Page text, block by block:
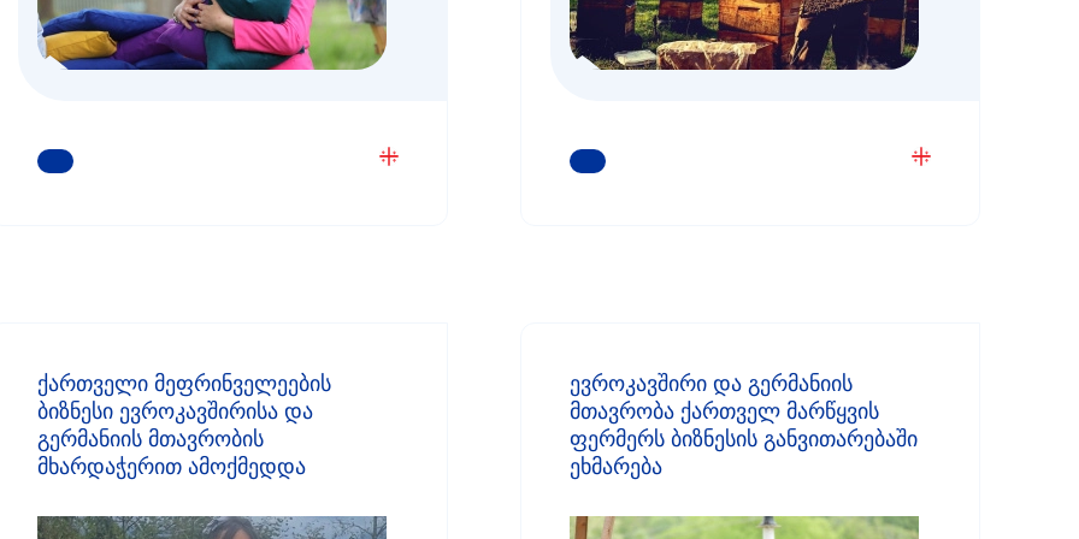
ᲒᲐᲘᲒᲔᲗ ᲛᲔᲢᲘ ᲒᲐᲘᲒᲔᲗ ᲛᲔᲢᲘ
ქართველი მეფრინველეების
ბიზნესი ევროკავშირისა და
გერმანიის მთავრობის
მხარდაჭერით ამოქმედდა
ევროკავშირი და გერმანიის
მთავრობა ქართველ მარწყვის
ფერმერს ბიზნესის განვითარებაში
ეხმარება